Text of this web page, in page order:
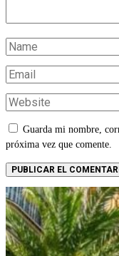
Guarda mi nombre,
próxima vez que comente.